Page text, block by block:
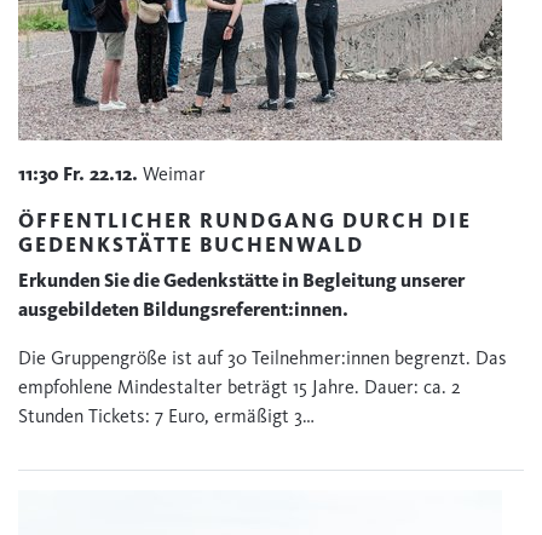
11:30 Fr. 22.12. Weimar
ÖFFENTLICHER RUNDGANG DURCH DIE
GEDENKSTÄTTE BUCHENWALD
Erkunden Sie die Gedenkstätte in Begleitung unserer
ausgebildeten Bildungsreferent:innen.
Die Gruppengröße ist auf 30 Teilnehmer:innen begrenzt. Das
empfohlene Mindestalter beträgt 15 Jahre. Dauer: ca. 2
Stunden Tickets: 7 Euro, ermäßigt 3…